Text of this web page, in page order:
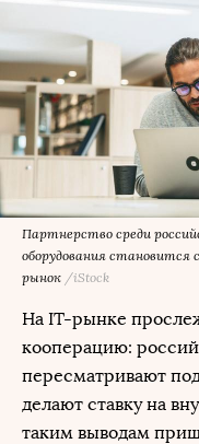
Партнерство среди
оборудования становится
рынок /iStock
На IT-рынке
кооперацию:
пересматривают
делают ставку на
таким выводам